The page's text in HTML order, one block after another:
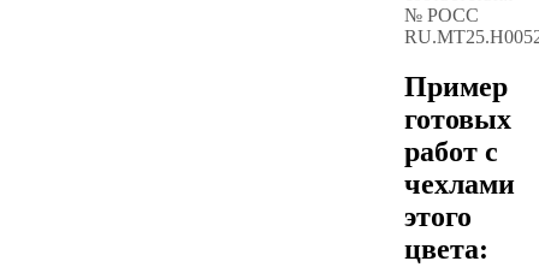
№ РОСС
Пример
готовых
работ с
чехлами
этого
цвета: